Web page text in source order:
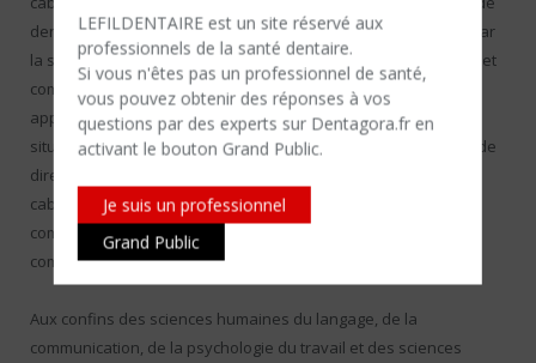
LEFILDENTAIRE est un site réservé aux
professionnels de la santé dentaire.
Si vous n'êtes​ pas un professionnel de santé,
vous pouvez obtenir des réponses à vos
questions par des experts sur Dentagora.fr en
activant le bouton Grand Public.
Je suis un professionnel
Grand Public
dentaire à l’hygiéniste dentaire (pays autorisés), en passant par
la secrétaire dentaire et le prothésiste, la gestion des emplois et
compétences d’un cabinet dentaire ne peut souvent être
appréhendée dans sa globalité qu’au cœur de l’équipe, en
situation de communication interne (réunion d’équipe, comité de
direction, entretien annuel d’évaluation) ; or la majorité des
cabinets dentaires n’en ont parfois qu’une vague idée et
commettent l’erreur d’expérimenter ces pratiques de
communication sans précaution ni méthode.
Aux confins des sciences humaines du langage, de la
communication, de la psychologie du travail et des sciences